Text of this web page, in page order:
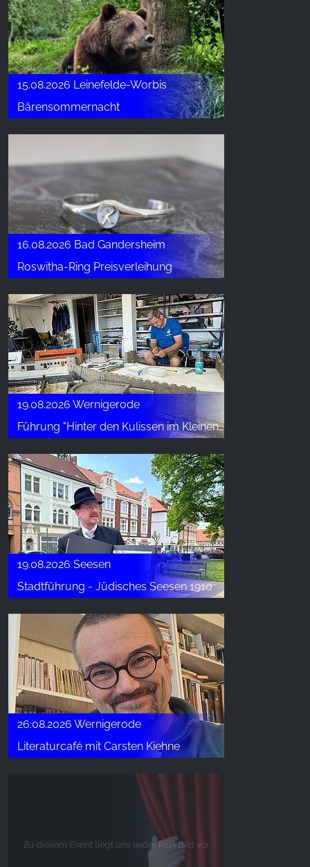
15.08.2026 Leinefelde-Worbis
Bärensommernacht
16.08.2026 Bad Gandersheim
Roswitha-Ring Preisverleihung
19.08.2026 Wernigerode
Führung "Hinter den Kulissen im Kleinen Harz" (3)
19.08.2026 Seesen
Stadtführung - Jüdisches Seesen 1910
26.08.2026 Wernigerode
Literaturcafé mit Carsten Kiehne